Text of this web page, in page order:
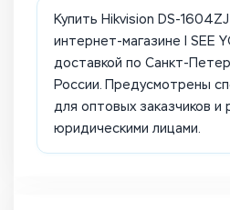
Купить Hikvision DS-
интернет-магазине I SEE
доставкой по Санкт-
России. Предусмотрены
для оптовых заказчиков и
юридическими лицами.